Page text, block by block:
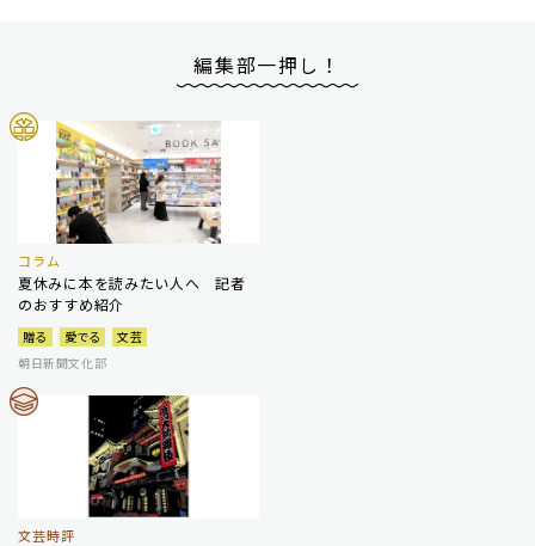
編集部一押し！
コラム
夏休みに本を読みたい人へ 記者
のおすすめ紹介
贈る 愛でる
文芸
朝日新聞文化部
文芸時評